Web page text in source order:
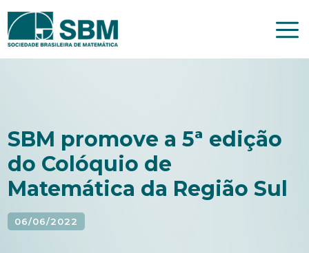
Pular
para
SBM promove a 5ª edição
do Colóquio de
Matemática da Região Sul
06/06/2022